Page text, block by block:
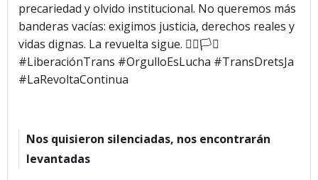
precariedad y olvido institucional. No queremos más
banderas vacías: exigimos justicia, derechos reales y
vidas dignas. La revuelta sigue. ✊🏽🏳️‍⚧️
#LiberaciónTrans #OrgulloEsLucha #TransDretsJa
#LaRevoltaContinua
Nos quisieron silenciadas, nos encontrarán
levantadas